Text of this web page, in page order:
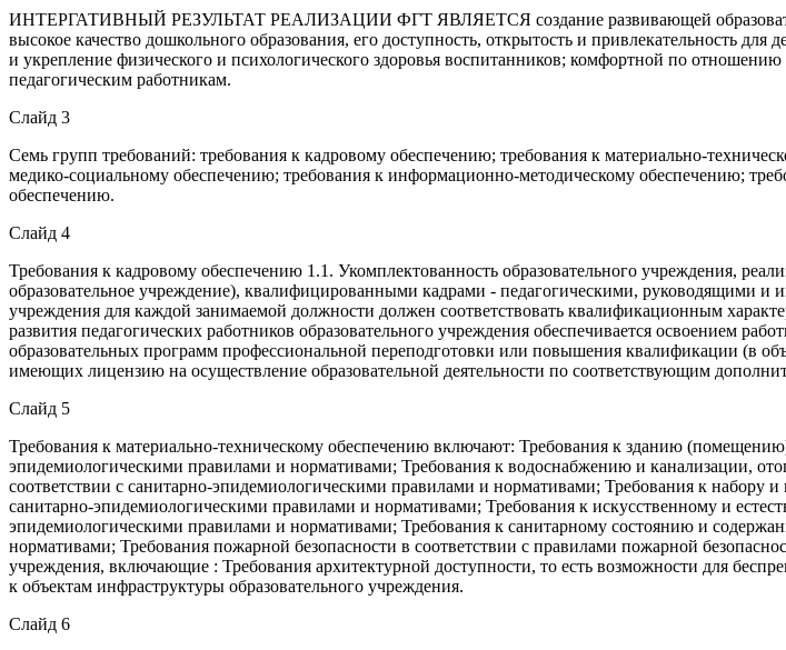
ИНТЕРГАТИВНЫЙ РЕЗУЛЬТАТ РЕАЛИЗАЦИИ ФГТ ЯВЛЯЕТСЯ создание развивающей
высокое качество дошкольного образования, его доступность, открытость и привлекательность
и укрепление физического и психологического здоровья воспитанников; комфортной по
педагогическим работникам.
Слайд 3
Семь групп требований: требования к кадровому обеспечению; требования к материально-
медико-социальному обеспечению; требования к информационно-методическому обеспечению;
обеспечению.
Слайд 4
Требования к кадровому обеспечению 1.1. Укомплектованность образовательного учреждения,
образовательное учреждение), квалифицированными кадрами - педагогическими, руководящими
учреждения для каждой занимаемой должности должен соответствовать квалификационным
развития педагогических работников образовательного учреждения обеспечивается освоением
образовательных программ профессиональной переподготовки или повышения квалификации (в
имеющих лицензию на осуществление образовательной деятельности по соответствующим
Слайд 5
Требования к материально-техническому обеспечению включают: Требования к зданию
эпидемиологическими правилами и нормативами; Требования к водоснабжению и канализации,
соответствии с санитарно-эпидемиологическими правилами и нормативами; Требования к набору
санитарно-эпидемиологическими правилами и нормативами; Требования к искусственному и
эпидемиологическими правилами и нормативами; Требования к санитарному состоянию и
нормативами; Требования пожарной безопасности в соответствии с правилами пожарной
учреждения, включающие : Требования архитектурной доступности, то есть возможности для
к объектам инфраструктуры образовательного учреждения.
Слайд 6